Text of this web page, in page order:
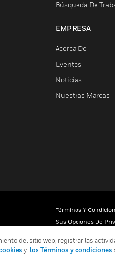
Búsqueda De
EMPRESA
Acerca De
Eventos
Noticias
Nuestras Marcas
Términos Y
Sus Opciones De
del sitio web, registrar las
y los Términos y condiciones